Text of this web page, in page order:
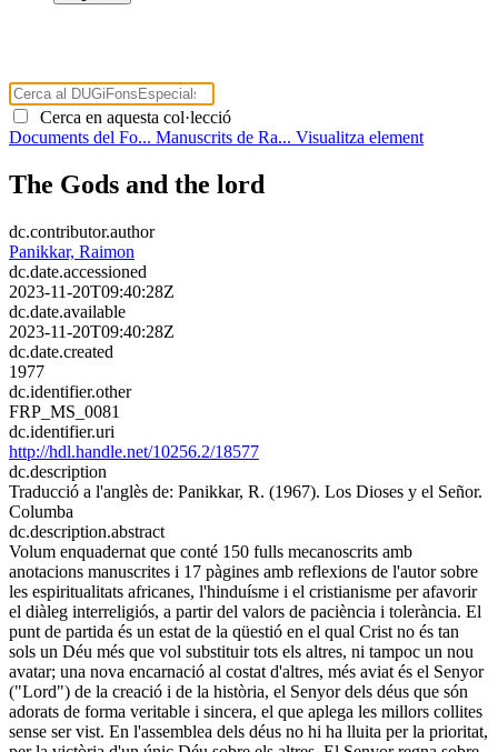
Cerca en aquesta col·lecció
Documents del Fo... Manuscrits de Ra... Visualitza element
The Gods and the lord
dc.contributor.author
Panikkar, Raimon
dc.date.accessioned
2023-11-20T09:40:28Z
dc.date.available
2023-11-20T09:40:28Z
dc.date.created
1977
dc.identifier.other
FRP_MS_0081
dc.identifier.uri
http://hdl.handle.net/10256.2/18577
dc.description
Traducció a l'anglès de: Panikkar, R. (1967). Los Dioses y el Señor.
Columba
dc.description.abstract
Volum enquadernat que conté 150 fulls mecanoscrits amb
anotacions manuscrites i 17 pàgines amb reflexions de l'autor sobre
les espiritualitats africanes, l'hinduísme i el cristianisme per afavorir
el diàleg interreligiós, a partir del valors de paciència i tolerància. El
punt de partida és un estat de la qüestió en el qual Crist no és tan
sols un Déu més que vol substituir tots els altres, ni tampoc un nou
avatar; una nova encarnació al costat d'altres, més aviat és el Senyor
("Lord") de la creació i de la història, el Senyor dels déus que són
adorats de forma veritable i sincera, el que aplega les millors collites
sense ser vist. En l'assemblea dels déus no hi ha lluita per la prioritat,